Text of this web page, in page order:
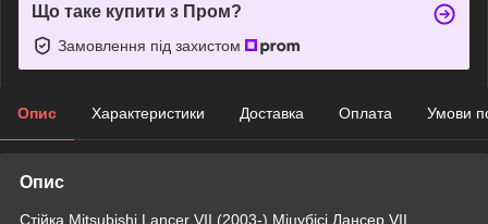
Що таке купити з Пром?
Замовлення під захистом
Опис Характеристики Доставка Оплата Умови
Опис
Стійка Mitsubishi Lancer VII (2003-) Міцубісі Лансер VII.